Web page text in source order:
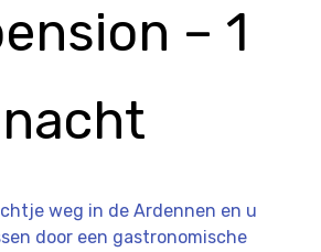
– 1
nacht
weg in de Ardennen en u
door een gastronomische